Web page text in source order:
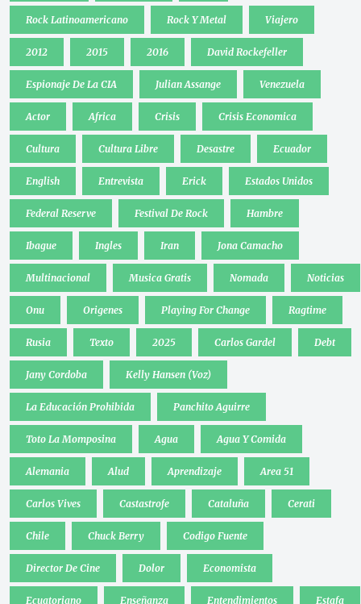
Rock Latinoamericano Rock Y Metal Viajero
2012 2015 2016 David Rockefeller
Espionaje De La CIA Julian Assange Venezuela
Actor Africa Crisis Crisis Economica
Cultura Cultura Libre Desastre Ecuador
English Entrevista Erick Estados Unidos
Federal Reserve Festival De Rock Hambre
Ibague Ingles Iran Jona Camacho
Multinacional Musica Gratis Nomada Noticias
Onu Origenes Playing For Change Ragtime
Rusia Texto 2025 Carlos Gardel Debt
Jany Cordoba Kelly Hansen (Voz)
La Educación Prohibida Panchito Aguirre
Toto La Momposina Agua Agua Y Comida
Alemania Alud Aprendizaje Area 51
Carlos Vives Castastrofe Cataluña Cerati
Chile Chuck Berry Codigo Fuente
Director De Cine Dolor Economista
Ecuatoriano Enseñanza Entendimientos Estafa